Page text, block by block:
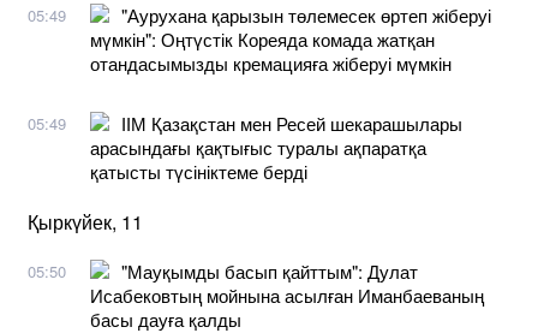
05:49
"Аурухана қарызын төлемесек өртеп жіберуі
мүмкін": Оңтүстік Кореяда комада жатқан
отандасымызды кремацияға жіберуі мүмкін
05:49
ІІМ Қазақстан мен Ресей шекарашылары
арасындағы қақтығыс туралы ақпаратқа
қатысты түсініктеме берді
Қыркүйек, 11
05:50
"Мауқымды басып қайттым": Дулат
Исабековтың мойнына асылған Иманбаеваның
басы дауға қалды